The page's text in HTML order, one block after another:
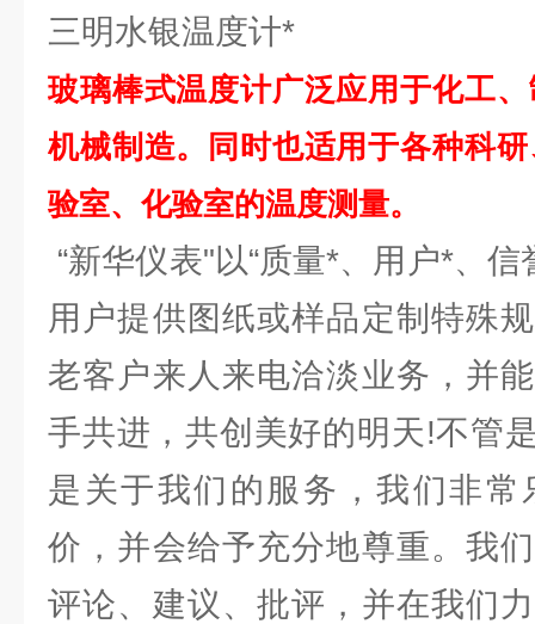
三明水银温度计*
玻璃棒式温度计广泛应用于化工
机械制造。同时也适用于各种科
验室、化验室的温度测量。
“新华仪表"以“质量*、用户*、
用户提供图纸或样品定制特殊
老客户来人来电洽淡业务，并
手共进，共创美好的明天!不管
是关于我们的服务，我们非
价，并会给予充分地尊重。我
评论、建议、批评，并在我们